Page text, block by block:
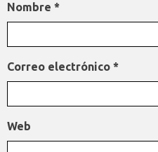
Nombre *
Correo electrónico *
Web